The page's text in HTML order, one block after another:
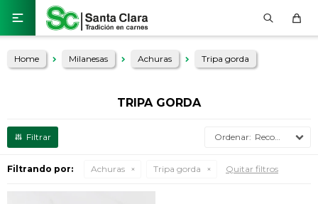

Home Milanesas Achuras Tripa gorda
TRIPA GORDA
Recomendados
Filtrando por: Achuras Tripa gorda Quitar filtros